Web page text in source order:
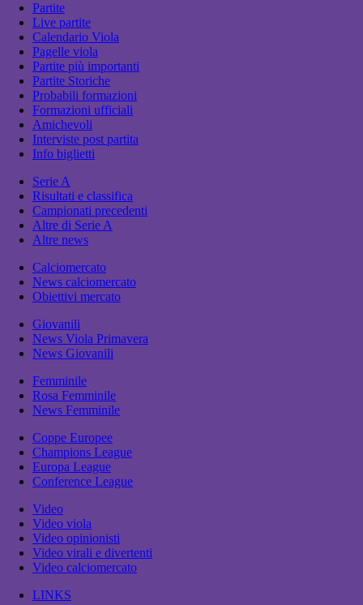
Partite
Live partite
Calendario Viola
Pagelle viola
Partite più importanti
Partite Storiche
Probabili formazioni
Formazioni ufficiali
Amichevoli
Interviste post partita
Info biglietti
Serie A
Risultati e classifica
Campionati precedenti
Altre di Serie A
Altre news
Calciomercato
News calciomercato
Obiettivi mercato
Giovanili
News Viola Primavera
News Giovanili
Femminile
Rosa Femminile
News Femminile
Coppe Europee
Champions League
Europa League
Conference League
Video
Video viola
Video opinionisti
Video virali e divertenti
Video calciomercato
LINKS